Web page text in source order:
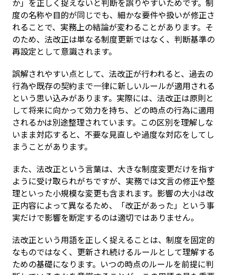
か」を正しく捉えないと判断を誤りやすいためです。制
度の名称や目的が同じでも、細かな要件や扱いが修正さ
れることで、実務上の結論が変わることがあります。そ
のため、法改正は単なる制度更新ではなく、判断基準の
再設定として意識されます。
誤解されやすい点として、法改正が行われると、過去の
行為や既存の契約まで一律に新しいルールが適用される
という思い込みがあります。実際には、法改正は原則と
して将来に向かって効力を持ち、どの時点の行為に適用
されるかは別途整理されています。この区別を理解しな
いまま対応すると、不要な見直しや過度な対応をしてし
まうことがあります。
また、法改正という言葉は、大きな制度変更だけを指す
ように受け取られがちですが、実務では文言の修正や整
理といった小規模な変更も含まれます。影響の大小は改
正内容によって異なるため、「改正があった」という事
実だけで影響を断定するのは適切ではありません。
法改正という用語を正しく捉えることは、制度を固定的
なものではなく、更新され続けるルールとして理解する
ための基礎になります。いつの時点のルールを前提に判